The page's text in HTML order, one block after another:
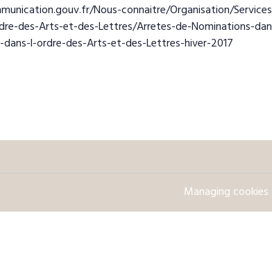
Nous-connaitre/Organisation/
des-Arts-et-des-Lettres/Arretes-de-Nominations-
l-ordre-des-Arts-et-des-Lettres-hiver-2017
Managing cookies